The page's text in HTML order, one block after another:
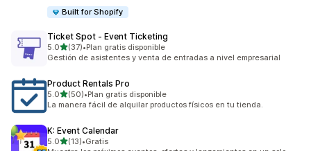
Built for Shopify
Ticket Spot ‑ Event Ticketing
5.0de 5 estrellas
(37)
37 reseñas en total
•Plan gratis disponible
Gestión de asistentes y venta de entradas a nivel empresarial
Product Rentals Pro
5.0de 5 estrellas
(50)
50 reseñas en total
•Plan gratis disponible
La manera fácil de alquilar productos físicos en tu tienda.
K: Event Calendar
5.0de 5 estrellas
(13)
13 reseñas en total
•Gratis